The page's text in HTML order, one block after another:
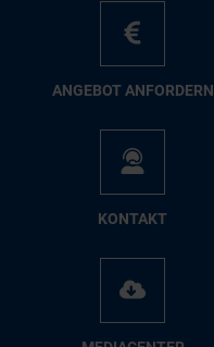
AN­GE­BOT AN­FOR­DERN
KON­TAKT